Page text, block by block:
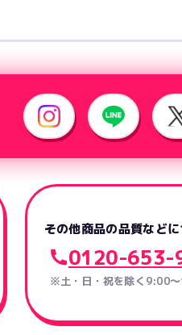
その他商品の品質など
0120-653-
※土・日・祝を除く9:00